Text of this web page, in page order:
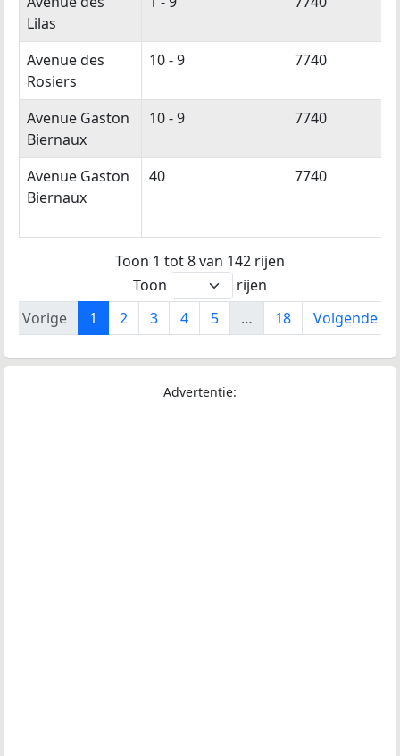
Lilas
Avenue des
Rosiers
10 - 9 7740
Avenue Gaston
Biernaux
10 - 9 7740
Avenue Gaston
Biernaux
40 7740
Toon 1 tot 8 van 142 rijen
Toon
rijen
Vorige
1 2 3 4 5 … 18 Volgende
Advertentie: